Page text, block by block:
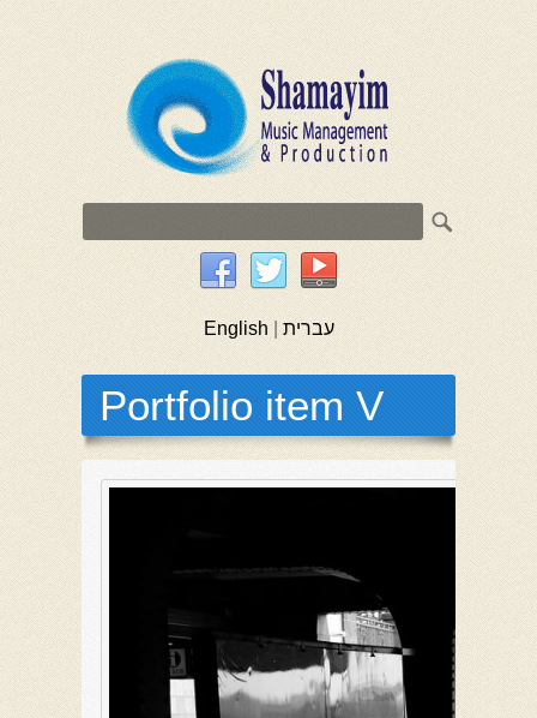
English | עברית
Portfolio item V